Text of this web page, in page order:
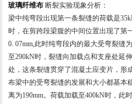
玻璃纤维布 断裂实验现象分析：
梁中纯弯段出现第一条裂缝的荷载是
时，在剪跨段梁腹的中间位置出现了第
0. 07mm,此时纯弯段内的最大受弯裂缝
至290kN时，裂缝向加载点和支座处延
处，这条裂缝贯穿了混凝土应变片，形
布梁中的受弯裂缝的发展和大小都基本
离为190mm。荷载加载至400kN时，此